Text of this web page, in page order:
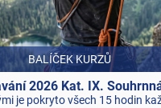
BALÍČEK KURZŮ
2026 Kat. IX.
je pokryto všech 15 hodin